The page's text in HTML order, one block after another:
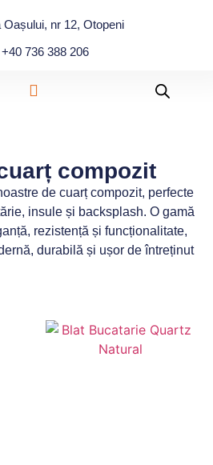
Oașului, nr 12, Otopeni
+40 736 388 206
compozit
de cuarț compozit, perfecte
insule și backsplash. O gamă
rezistență și funcționalitate,
durabilă și ușor de întreținut